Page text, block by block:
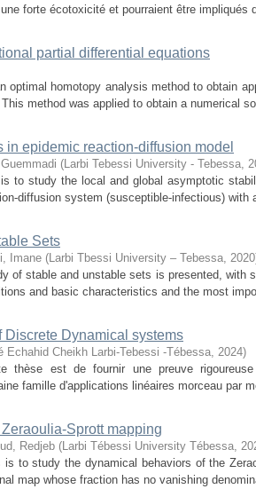
forte écotoxicité et pourraient être impliqués
partial differential equations
optimal homotopy analysis method to obtain
method was applied to obtain a numerical
epidemic reaction-diffusion model
(Larbi Tebessi University - Tebessa,
to study the local and global asymptotic
diffusion system (susceptible-infectious) with
Sets
Imane (Larbi Tbessi University – Tebessa, 2020
of stable and unstable sets is presented, with
and basic characteristics and the most
Discrete Dynamical systems
Echahid Cheikh Larbi-Tebessi -Tébessa, 2024)
thèse est de fournir une preuve
famille d'applications linéaires morceau par
Sprott mapping
Redjeb (Larbi Tébessi University Tébessa,
to study the dynamical behaviors of the
map whose fraction has no vanishing